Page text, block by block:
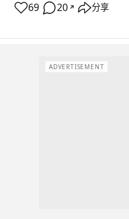
69 20 ↗ 分享
ADVERTISEMENT